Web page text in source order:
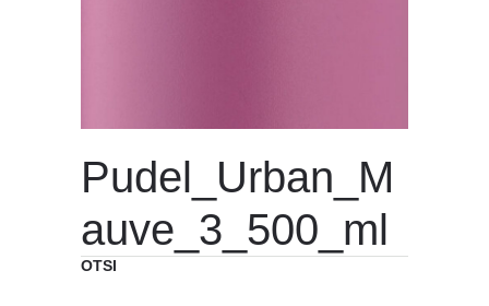
Pudel_Urban_M
auve_3_500_ml
OTSI